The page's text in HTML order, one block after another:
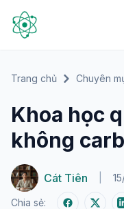
Trang chủ Chuyên
Khoa học
không
Cát Tiên
Chia sẻ: